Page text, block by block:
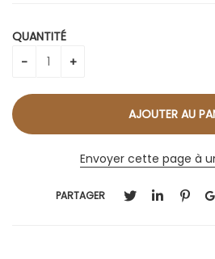
QUANTITÉ
Envoyer cette page à
PARTAGER